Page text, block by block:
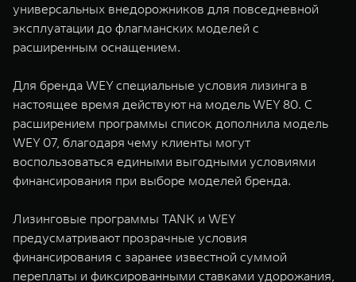
WEY 80
Масштаб возможностей
от 6 449 000 ₽
WEY 80
универсальных внедорожников для повседневной
эксплуатации до флагманских моделей с
расширенным оснащением.
Для бренда WEY специальные условия лизинга в
настоящее время действуют на модель WEY 80. С
расширением программы список дополнила модель
WEY 07, благодаря чему клиенты могут
воспользоваться едиными выгодными условиями
финансирования при выборе моделей бренда.
Лизинговые программы TANK и WEY
предусматривают прозрачные условия
финансирования с заранее известной суммой
переплаты и фиксированными ставками удорожания,